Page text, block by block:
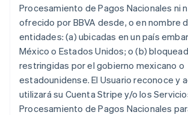
Procesamiento de Pagos Nacionales ni
ofrecido por BBVA desde, o en nombre
entidades: (a) ubicadas en un país
México o Estados Unidos; o (b)
restringidas por el gobierno mexicano o
estadounidense. El Usuario reconoce y
utilizará su Cuenta Stripe y/o los
Procesamiento de Pagos Nacionales